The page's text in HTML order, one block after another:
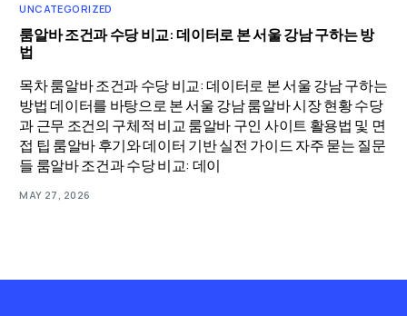
UNCATEGORIZED
룸알바 조건과 수당 비교: 데이터로 본 서울 강남 구하는 방
법
목차 룸알바 조건과 수당 비교: 데이터로 본 서울 강남 구하는
방법 데이터를 바탕으로 본 서울 강남 룸알바 시장 현황 수당
과 근무 조건의 구체적 비교 룸알바 구인 사이트 활용법 및 면
접 팁 룸알바 후기와 데이터 기반 실전 가이드 자주 묻는 질문
들 룸알바 조건과 수당 비교: 데이
MAY 27, 2026